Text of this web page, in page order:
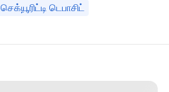
செக்யூரிட்டி டெபாசிட்